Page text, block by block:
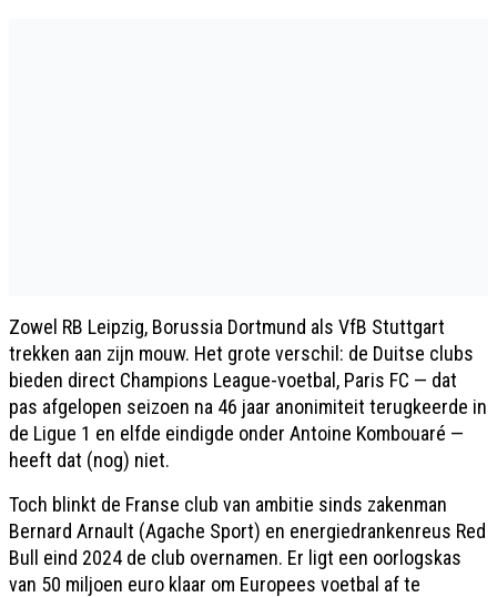
Zowel RB Leipzig, Borussia Dortmund als VfB Stuttgart
trekken aan zijn mouw. Het grote verschil: de Duitse clubs
bieden direct Champions League-voetbal, Paris FC — dat
pas afgelopen seizoen na 46 jaar anonimiteit terugkeerde in
de Ligue 1 en elfde eindigde onder Antoine Kombouaré —
heeft dat (nog) niet.
Toch blinkt de Franse club van ambitie sinds zakenman
Bernard Arnault (Agache Sport) en energiedrankenreus Red
Bull eind 2024 de club overnamen. Er ligt een oorlogskas
van 50 miljoen euro klaar om Europees voetbal af te